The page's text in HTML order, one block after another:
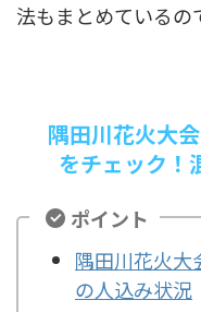
法もまとめているの
隅田川花火大
をチェック！
ポイント
隅田川花火大
の人込み状況